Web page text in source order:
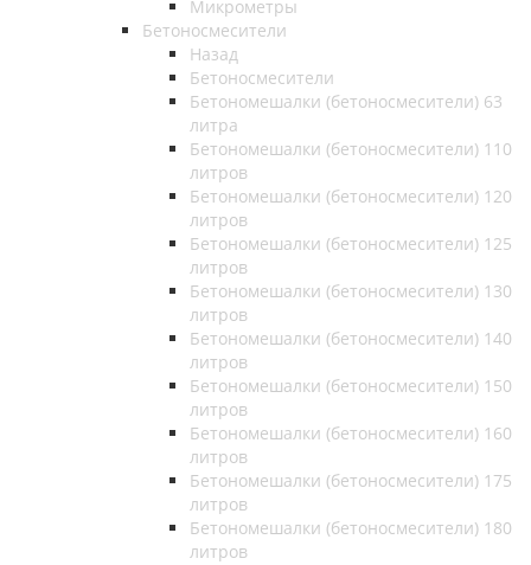
Микрометры
Бетоносмесители
Назад
Бетоносмесители
Бетономешалки (бетоносмесители) 63
литра
Бетономешалки (бетоносмесители) 110
литров
Бетономешалки (бетоносмесители) 120
литров
Бетономешалки (бетоносмесители) 125
литров
Бетономешалки (бетоносмесители) 130
литров
Бетономешалки (бетоносмесители) 140
литров
Бетономешалки (бетоносмесители) 150
литров
Бетономешалки (бетоносмесители) 160
литров
Бетономешалки (бетоносмесители) 175
литров
Бетономешалки (бетоносмесители) 180
литров